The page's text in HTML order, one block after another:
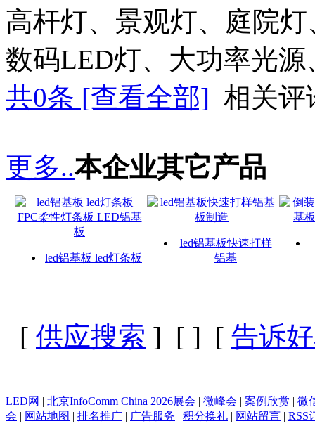
高杆灯、景观灯、庭院
数码LED灯、大功率光
共0条 [查看全部] 相关评
更多..本企业其它产品
led铝基板 led灯条板
led铝基板快速打样
铝基
[ 供应搜索 ] [ ] [ 告诉
LED网 北京InfoComm China 2026展会 微峰会 案例欣赏
微
会
网站地图 排名推广 广告服务 积分换礼 网站留言 RSS